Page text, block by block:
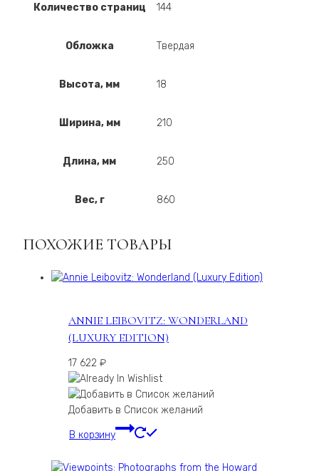
Количество страниц 144
Обложка Твердая
Высота, мм 18
Ширина, мм 210
Длина, мм 250
Вес, г 860
ПОХОЖИЕ ТОВАРЫ
ANNIE LEIBOVITZ: WONDERLAND
(LUXURY EDITION)
17 622 ₽
Добавить в Список желаний
В корзину